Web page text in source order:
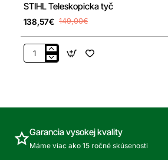
STIHL Teleskopicka tyč
138,57€ 149,00€
STIHL
Garancia vysokej kvality
Máme viac ako 15 ročné skúsenosti